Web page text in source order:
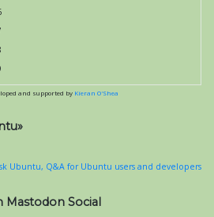
and supported by Kieran O'Shea
Mastodon Social